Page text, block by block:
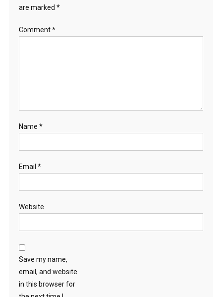
are marked *
Comment*
Name *
Email *
Website
Save my name,
email, and website
in this browser for